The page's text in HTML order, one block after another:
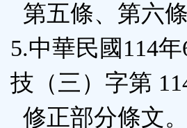
第五條、第六
5.中華民國114
技（三）字第
修正部分條文。